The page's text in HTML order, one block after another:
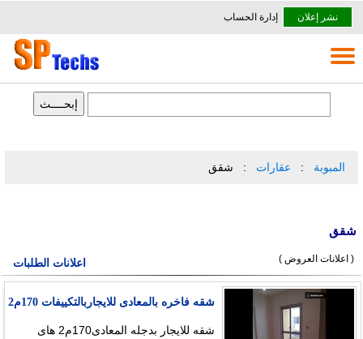
نشر إعلان إدارة الحساب
المبوبة عقارات شقق
شقق
( اعلانات العروض ) اعلانات الطلبات
شقه فاخره بالمعادى للايجاربالتكييفات 170م2
شقه للايجار بدجله المعادى170م2 هاى